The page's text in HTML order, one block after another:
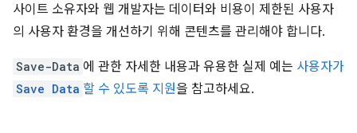
사이트 소유자와 웹 개발자는 데이터와 비용이 제한된 사용자
의 사용자 환경을 개선하기 위해 콘텐츠를 관리해야 합니다.
Save-Data 에 관한 자세한 내용과 유용한 실제 예는 사용자가
Save Data 할 수 있도록 지원을 참고하세요.